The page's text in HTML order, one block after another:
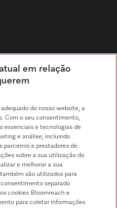
técnica
com o seu tarifário, em Portugal e em
em relação
do nosso website, a
Com o seu consentimento,
essenciais e tecnologias de
e análise, incluindo
parceiros e prestadores de
sobre a sua utilização do
e melhorar a sua
são utilizados para
separado
cookies Bloomreach e
para coletar informações